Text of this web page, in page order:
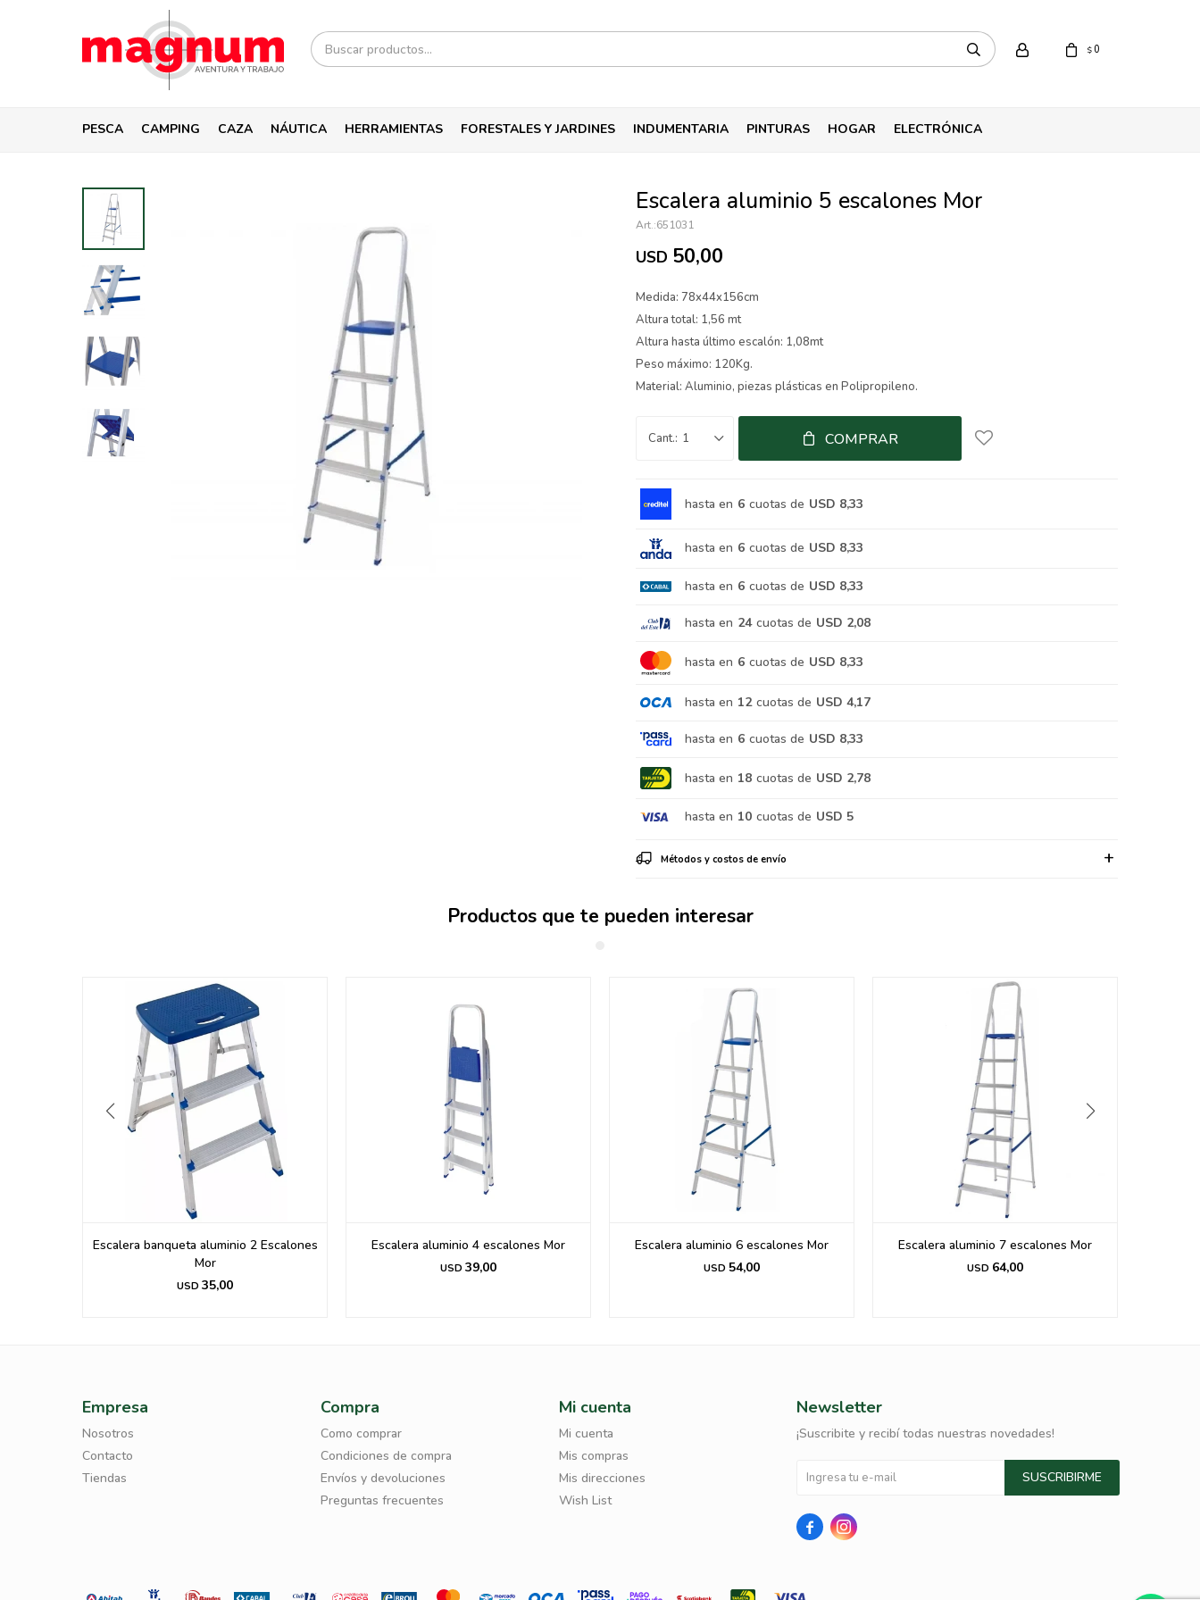
PESCA CAMPING CAZA NÁUTICA HERRAMIENTAS FORESTALES Y JARDINES INDUMENTARIA PINTURAS HOGAR ELECTRÓNICA
$ 0
Escalera aluminio 5 escalones Mor
651031
USD 50,00
Medida: 78x44x156cm
Altura total: 1,56 mt
Altura hasta último escalón: 1,08mt
Peso máximo: 120Kg.
Material: Aluminio, piezas plásticas en Polipropileno.
1 COMPRAR
hasta en 6 cuotas de USD 8,33
hasta en 6 cuotas de USD 8,33
hasta en 6 cuotas de USD 8,33
hasta en 24 cuotas de USD 2,08
hasta en 6 cuotas de USD 8,33
hasta en 12 cuotas de USD 4,17
hasta en 6 cuotas de USD 8,33
hasta en 18 cuotas de USD 2,78
hasta en 10 cuotas de USD 5
Métodos y costos de envío
Productos que te pueden interesar
Escalera banqueta aluminio 2 Escalones
Mor
USD 35,00
Escalera aluminio 4 escalones Mor
USD 39,00
Escalera aluminio 6 escalones Mor
USD 54,00
Escalera aluminio 7 escalones Mor
USD 64,00
Empresa
Nosotros
Contacto
Tiendas
Compra
Como comprar
Condiciones de compra
Envíos y devoluciones
Preguntas frecuentes
Mi cuenta
Mi cuenta
Mis compras
Mis direcciones
Wish List
Newsletter
¡Suscribite y recibí todas nuestras novedades!
SUSCRIBIRME
 